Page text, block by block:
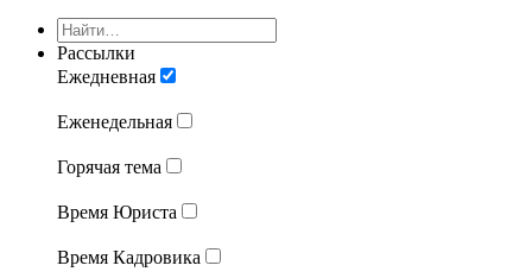
Рассылки
Ежедневная
Еженедельная
Горячая тема
Время Юриста
Время Кадровика